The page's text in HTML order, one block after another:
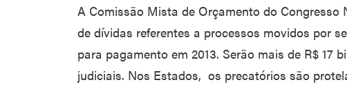
A Comissão Mista de Orçamento do
de dívidas referentes a processos movidos por
para pagamento em 2013. Serão mais de R$ 17
judiciais. Nos Estados, os precatórios são